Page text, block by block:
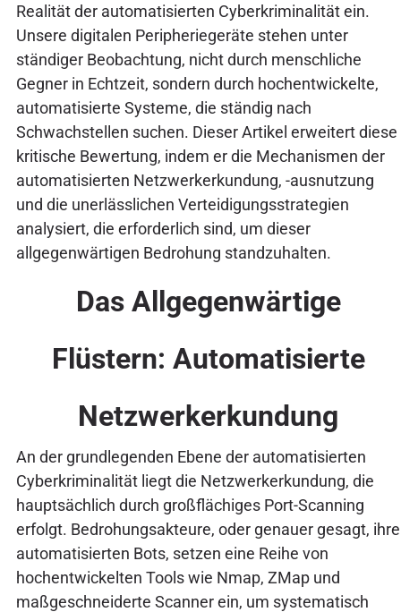
Realität der automatisierten Cyberkriminalität ein.
Unsere digitalen Peripheriegeräte stehen unter
ständiger Beobachtung, nicht durch menschliche
Gegner in Echtzeit, sondern durch hochentwickelte,
automatisierte Systeme, die ständig nach
Schwachstellen suchen. Dieser Artikel erweitert diese
kritische Bewertung, indem er die Mechanismen der
automatisierten Netzwerkerkundung, -ausnutzung
und die unerlässlichen Verteidigungsstrategien
analysiert, die erforderlich sind, um dieser
allgegenwärtigen Bedrohung standzuhalten.
Das Allgegenwärtige
Flüstern: Automatisierte
Netzwerkerkundung
An der grundlegenden Ebene der automatisierten
Cyberkriminalität liegt die Netzwerkerkundung, die
hauptsächlich durch großflächiges Port-Scanning
erfolgt. Bedrohungsakteure, oder genauer gesagt, ihre
automatisierten Bots, setzen eine Reihe von
hochentwickelten Tools wie Nmap, ZMap und
maßgeschneiderte Scanner ein, um systematisch